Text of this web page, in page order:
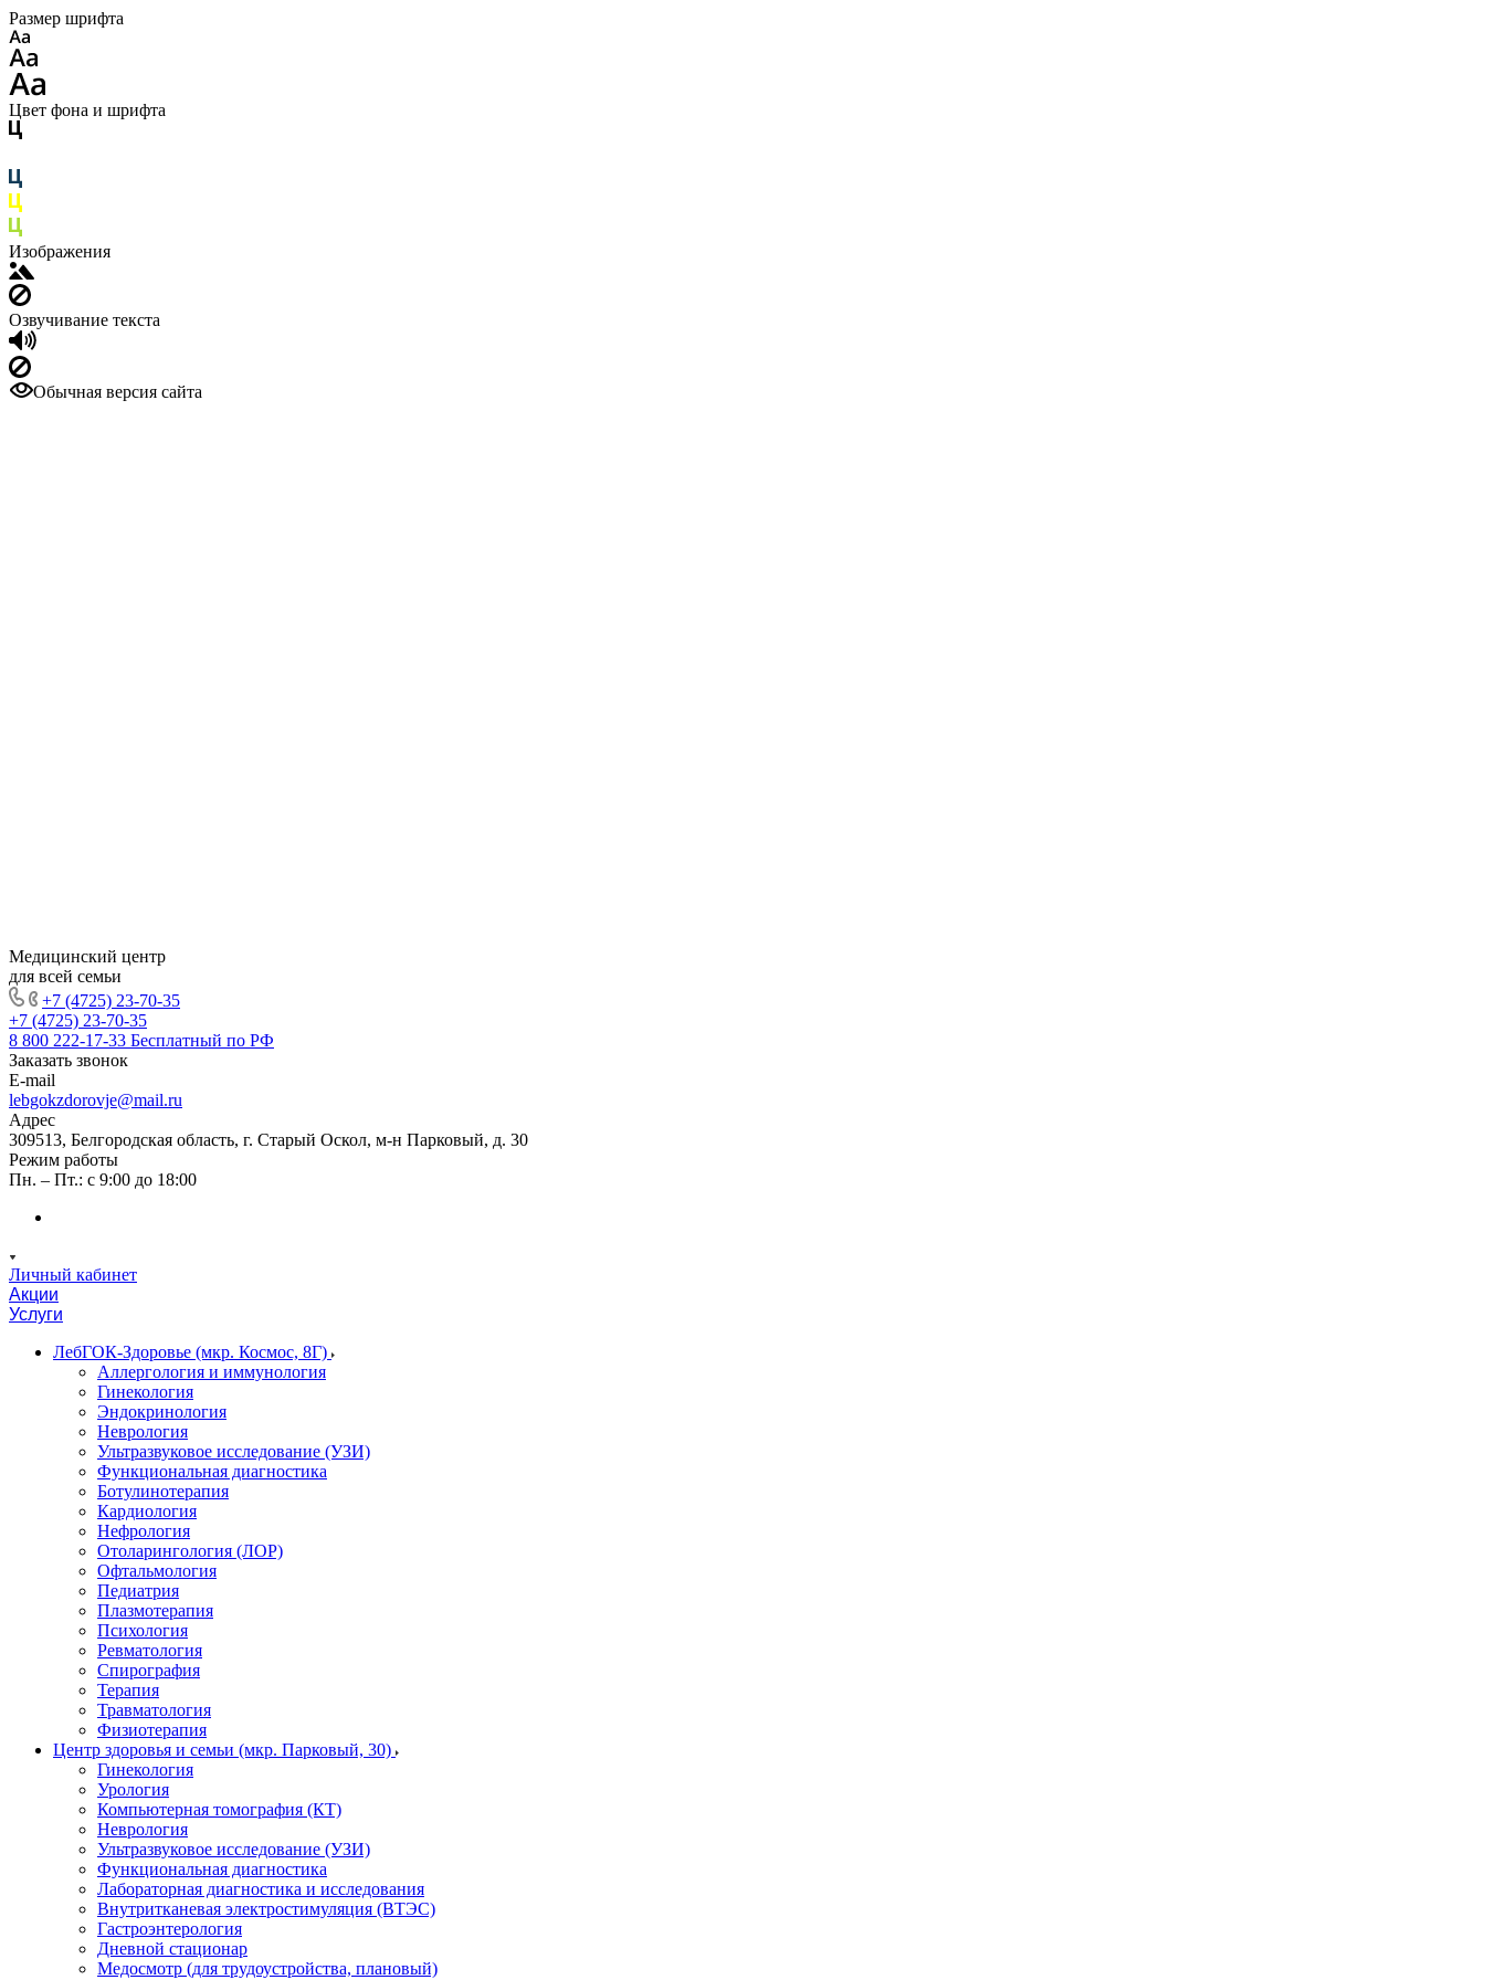
Размер шрифта
Цвет фона и шрифта
Изображения
Озвучивание текста
Обычная версия сайта
Медицинский центр
для всей семьи
+7 (4725) 23-70-35
+7 (4725) 23-70-35
8 800 222-17-33 Бесплатный по РФ
Заказать звонок
E-mail
lebgokzdorovje@mail.ru
Адрес
309513, Белгородская область, г. Старый Оскол, м-н Парковый, д. 30
Режим работы
Пн. – Пт.: с 9:00 до 18:00
Личный кабинет
Акции
Услуги
ЛебГОК-Здоровье (мкр. Космос, 8Г)
Аллергология и иммунология
Гинекология
Эндокринология
Неврология
Ультразвуковое исследование (УЗИ)
Функциональная диагностика
Ботулинотерапия
Кардиология
Нефрология
Отоларингология (ЛОР)
Офтальмология
Педиатрия
Плазмотерапия
Психология
Ревматология
Спирография
Терапия
Травматология
Физиотерапия
Центр здоровья и семьи (мкр. Парковый, 30)
Гинекология
Урология
Компьютерная томография (КТ)
Неврология
Ультразвуковое исследование (УЗИ)
Функциональная диагностика
Лабораторная диагностика и исследования
Внутритканевая электростимуляция (ВТЭС)
Гастроэнтерология
Дневной стационар
Медосмотр (для трудоустройства, плановый)